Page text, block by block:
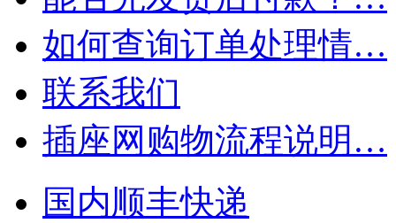
如何查询订单处理情…
联系我们
插座网购物流程说明…
国内顺丰快递